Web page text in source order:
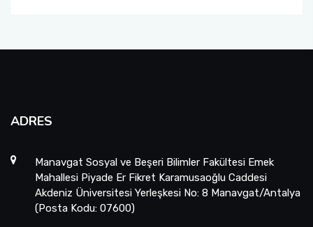
ADRES
Manavgat Sosyal ve Beşeri Bilimler Fakültesi Emek
Mahallesi Piyade Er Fikret Karamusaoğlu Caddesi
Akdeniz Üniversitesi Yerleşkesi No: 8 Manavgat/Antalya
(Posta Kodu: 07600)